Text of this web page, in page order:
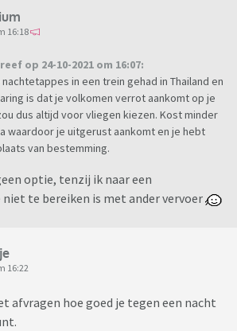
16:18
op 24-10-2021 om 16:07:
in een trein gehad in Thailand en
is dat je volkomen verrot aankomt op je
dus altijd voor vliegen kiezen. Kost minder
waardoor je uitgerust aankomt en je hebt
van bestemming.
optie, tenzij ik naar een
te bereiken is met ander vervoer
16:22
afvragen hoe goed je tegen een nacht